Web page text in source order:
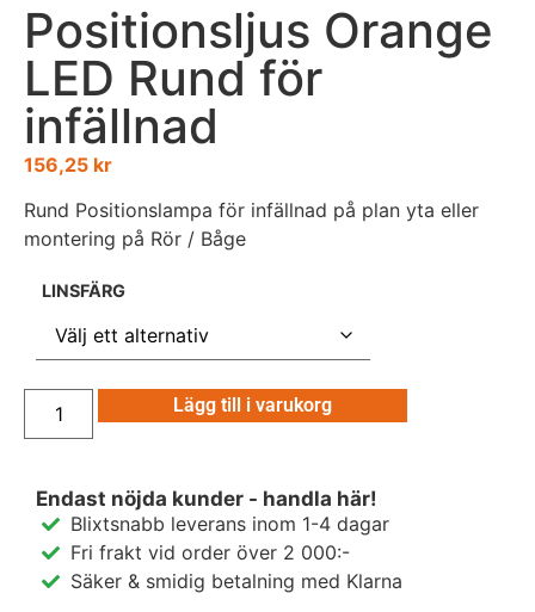
Positionsljus Orange
LED Rund för
infällnad
156,25 kr
Rund Positionslampa för infällnad på plan yta eller
montering på Rör / Båge
LINSFÄRG
Lägg till i varukorg
Endast nöjda kunder - handla här!
Blixtsnabb leverans inom 1-4 dagar
Fri frakt vid order över 2 000:-
Säker & smidig betalning med Klarna